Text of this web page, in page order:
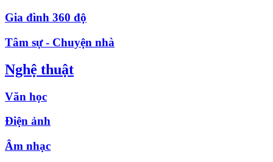
Gia đình 360 độ
Tâm sự - Chuyện nhà
Nghệ thuật
Văn học
Điện ảnh
Âm nhạc